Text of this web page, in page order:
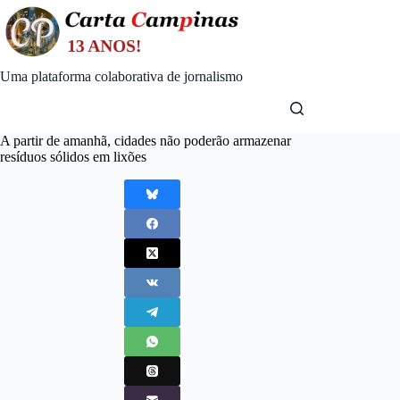
Skip
to
content
Uma plataforma colaborativa de jornalismo
A partir de amanhã, cidades não poderão armazenar
resíduos sólidos em lixões